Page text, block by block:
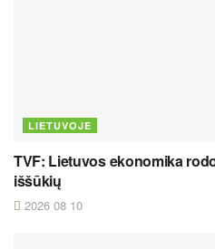
LIETUVOJE
TVF: Lietuvos ekonomika
iššūkių
2026 08 10